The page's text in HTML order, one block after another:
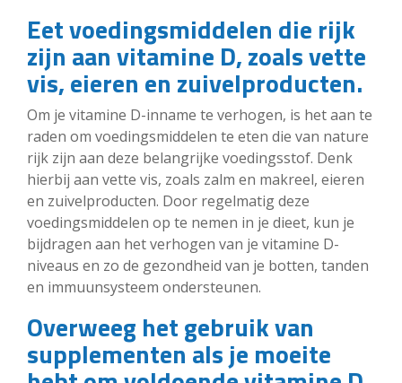
Eet voedingsmiddelen die rijk
zijn aan vitamine D, zoals vette
vis, eieren en zuivelproducten.
Om je vitamine D-inname te verhogen, is het aan te
raden om voedingsmiddelen te eten die van nature
rijk zijn aan deze belangrijke voedingsstof. Denk
hierbij aan vette vis, zoals zalm en makreel, eieren
en zuivelproducten. Door regelmatig deze
voedingsmiddelen op te nemen in je dieet, kun je
bijdragen aan het verhogen van je vitamine D-
niveaus en zo de gezondheid van je botten, tanden
en immuunsysteem ondersteunen.
Overweeg het gebruik van
supplementen als je moeite